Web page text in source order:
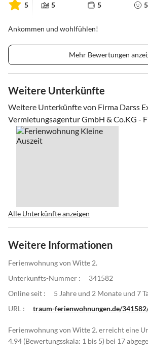
5 5 5 5
Ankommen und wohlfühlen!
Mehr Bewertungen
Weitere Unterkünfte
Weitere Unterkünfte von Firma Darss
Vermietungsagentur GmbH & Co.KG -
Alle Unterkünfte anzeigen
Weitere Informationen
Ferienwohnung von Witte 2.
Unterkunfts-Nummer :
341582
Online seit :
5 Jahre und 2 Monate und 7
URL :
traum-ferienwohnungen.de/
Ferienwohnung von Witte 2. erreicht eine
4.94 (Bewertungsskala: 1 bis 5) bei 17